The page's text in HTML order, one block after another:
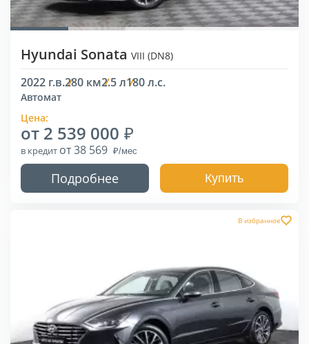
Hyundai Sonata VIII (DN8)
2022 г.в.280 км2.5 л180 л.с.
Автомат
Цена:
от 2 539 000
в кредит от 38 569
Подробнее Купить
В избранное